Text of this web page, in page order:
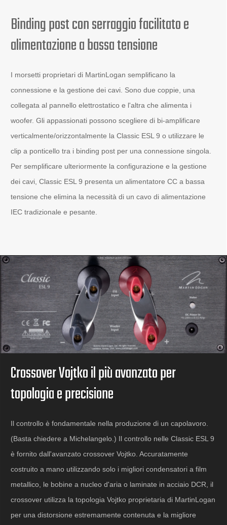
Binding post con serraggio facilitato e
alimentazione a bassa tensione
I morsetti proprietari di MartinLogan semplificano la
connessione e la gestione dei cavi. Sono due coppie, una
collegata al pannello elettrostatico e l'altra che alimenta i
woofer. Gli appassionati possono scegliere di bi-amplificare
verticalmente/orizzontalmente la Classic ESL 9 o utilizzare le
clip a ponticello tra i binding post per una connessione singola.
Per semplificare ulteriormente la configurazione e la gestione
dei cavi, Classic ESL 9 presenta un alimentatore CC a bassa
tensione che elimina la necessità di un cavo di alimentazione
IEC tradizionale e pesante.
Crossover Vojtko il più avanzato per
topologia e precisione
Il controllo è fondamentale nella produzione di un capolavoro.
(Basta chiedere a Michelangelo.) Il controllo nelle Classic ESL 9
è fornito dall'avanzato crossover Vojtko. Accuratamente
costruito a mano utilizzando solo i migliori condensatori a film
metallico, le bobine a nucleo d'aria o laminate in acciaio DCR, il
crossover utilizza la topologia Vojtko proprietaria di MartinLogan
per una distorsione estremamente contenuta e la migliore